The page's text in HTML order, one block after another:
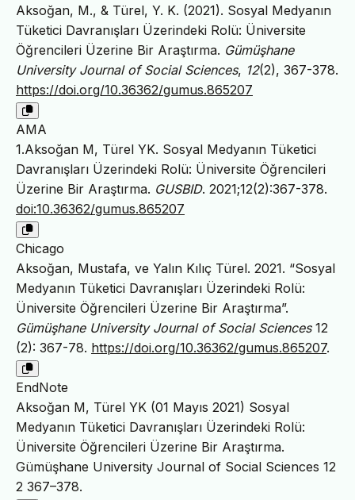
Aksoğan, M., & Türel, Y. K. (2021). Sosyal Medyanın
Tüketici Davranışları Üzerindeki Rolü: Üniversite
Öğrencileri Üzerine Bir Araştırma. Gümüşhane
University Journal of Social Sciences, 12(2), 367-378.
https://doi.org/10.36362/gumus.865207
AMA
1.Aksoğan M, Türel YK. Sosyal Medyanın Tüketici
Davranışları Üzerindeki Rolü: Üniversite Öğrencileri
Üzerine Bir Araştırma. GUSBID. 2021;12(2):367-378.
doi:10.36362/gumus.865207
Chicago
Aksoğan, Mustafa, ve Yalın Kılıç Türel. 2021. “Sosyal
Medyanın Tüketici Davranışları Üzerindeki Rolü:
Üniversite Öğrencileri Üzerine Bir Araştırma”.
Gümüşhane University Journal of Social Sciences12
(2): 367-78. https://doi.org/10.36362/gumus.865207.
EndNote
Aksoğan M, Türel YK (01 Mayıs 2021) Sosyal
Medyanın Tüketici Davranışları Üzerindeki Rolü:
Üniversite Öğrencileri Üzerine Bir Araştırma.
Gümüşhane University Journal of Social Sciences 12
2 367–378.